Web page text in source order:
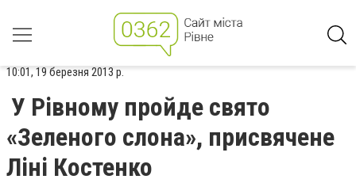
10:01, 19 березня 2013 р.
У Рівному пройде свято
«Зеленого слона», присвячене
Ліні Костенко